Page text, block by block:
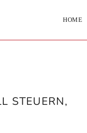
HOME
STEUERN,